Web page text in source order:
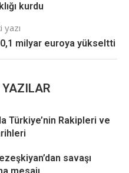
kurdu
yazı
milyar euroya yükseltti
YAZILAR
Türkiye’nin Rakipleri ve
savaşı